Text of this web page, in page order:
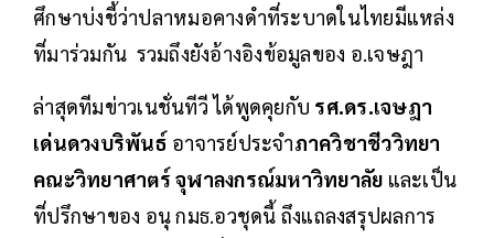
ศึกษาบ่งชี้ว่าปลาหมอคางดำที่ระบาดในไทยมีแหล่ง
ที่มาร่วมกัน รวมถึงยังอ้างอิงข้อมูลของ อ.เจษฎา
ล่าสุดทีมข่าวเนชั่นทีวี ได้พูดคุยกับ รศ.ดร.เจษฎา
เด่นดวงบริพันธ์ อาจารย์ประจำภาควิชาชีววิทยา
คณะวิทยาศาตร์ จุฬาลงกรณ์มหาวิทยาลัย และเป็น
ที่ปรึกษาของ อนุ กมธ.อวชุดนี้ ถึงแถลงสรุปผลการ